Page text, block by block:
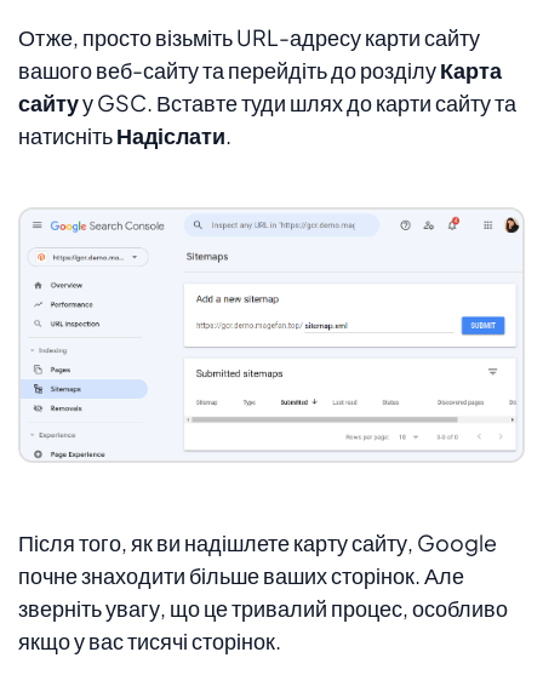
Отже, просто візьміть URL-адресу карти сайту
вашого веб-сайту та перейдіть до розділуКарта
сайтуу GSC. Вставте туди шлях до карти сайту та
натиснітьНадіслати
Після того, як ви надішлете карту сайту, Google
почне знаходити більше ваших сторінок. Але
зверніть увагу, що це тривалий процес, особливо
якщо у вас тисячі сторінок.